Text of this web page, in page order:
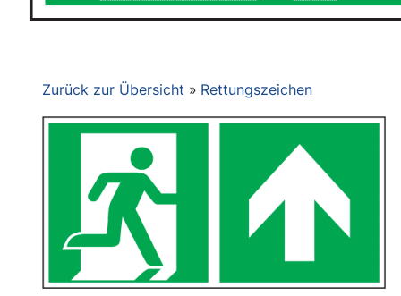
Zurück zur Übersicht Rettungszeichen